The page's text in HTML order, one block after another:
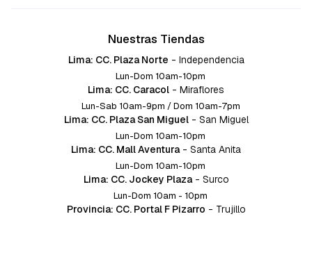
Nuestras Tiendas
Lima: CC. Plaza Norte - Independencia
Lun-Dom 10am-10pm
Lima: CC. Caracol - Miraflores
Lun-Sab 10am-9pm / Dom 10am-7pm
Lima: CC. Plaza San Miguel - San Miguel
Lun-Dom 10am-10pm
Lima: CC. Mall Aventura - Santa Anita
Lun-Dom 10am-10pm
Lima: CC. Jockey Plaza - Surco
Lun-Dom 10am - 10pm
Provincia: CC. Portal F Pizarro - Trujillo